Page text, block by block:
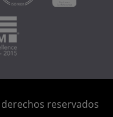
reservados